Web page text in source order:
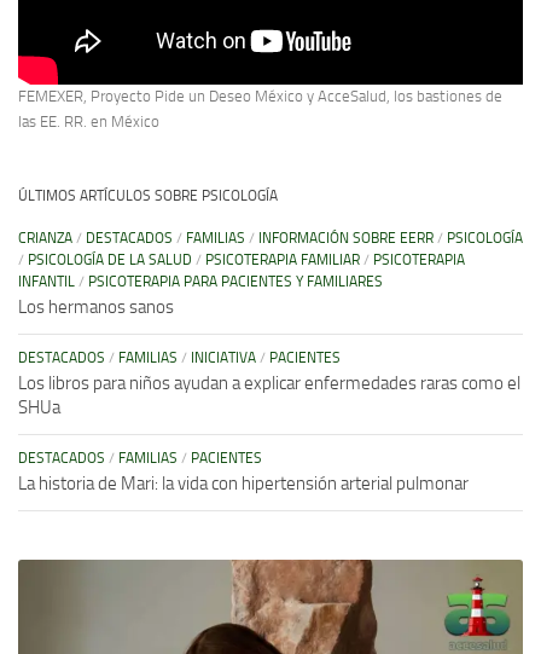
FEMEXER, Proyecto Pide un Deseo México y AcceSalud, los bastiones de
las EE. RR. en México
ÚLTIMOS ARTÍCULOS SOBRE PSICOLOGÍA
CRIANZA / DESTACADOS / FAMILIAS / INFORMACIÓN SOBRE EERR / PSICOLOGÍA
/ PSICOLOGÍA DE LA SALUD / PSICOTERAPIA FAMILIAR / PSICOTERAPIA
INFANTIL / PSICOTERAPIA PARA PACIENTES Y FAMILIARES
Los hermanos sanos
DESTACADOS / FAMILIAS / INICIATIVA / PACIENTES
Los libros para niños ayudan a explicar enfermedades raras como el
SHUa
DESTACADOS / FAMILIAS / PACIENTES
La historia de Mari: la vida con hipertensión arterial pulmonar